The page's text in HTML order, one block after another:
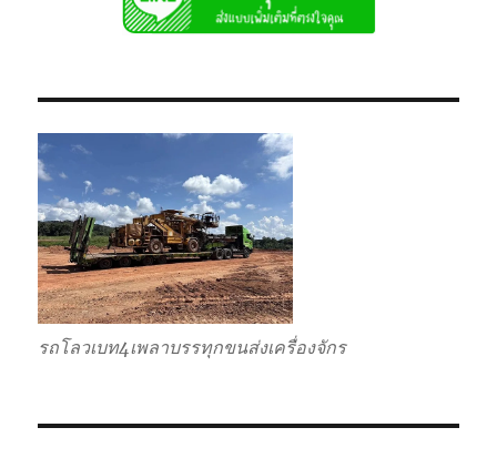
ไป
แบบ
รวม
รถโลวเบท4เพลาบรรทุกขนส่งเครื่องจักร